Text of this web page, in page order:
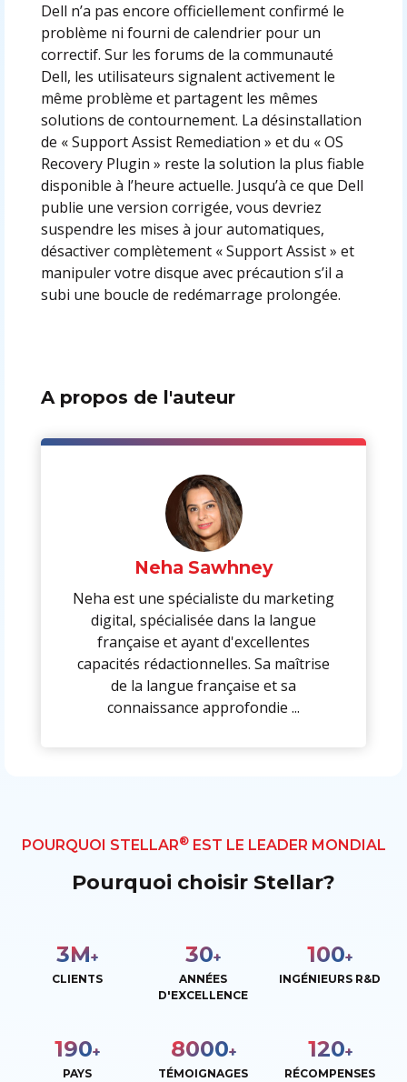
Dell n’a pas encore officiellement confirmé le
problème ni fourni de calendrier pour un
correctif. Sur les forums de la communauté
Dell, les utilisateurs signalent activement le
même problème et partagent les mêmes
solutions de contournement. La désinstallation
de « Support Assist Remediation » et du « OS
Recovery Plugin » reste la solution la plus fiable
disponible à l’heure actuelle. Jusqu’à ce que Dell
publie une version corrigée, vous devriez
suspendre les mises à jour automatiques,
désactiver complètement « Support Assist » et
manipuler votre disque avec précaution s’il a
subi une boucle de redémarrage prolongée.
A propos de l'auteur
Neha Sawhney
Neha est une spécialiste du marketing
digital, spécialisée dans la langue
française et ayant d'excellentes
capacités rédactionnelles. Sa maîtrise
de la langue française et sa
connaissance approfondie ...
POURQUOI STELLAR®EST LE LEADER MONDIAL
Pourquoi choisir Stellar?
3M+
CLIENTS
30+
ANNÉES
D'EXCELLENCE
100+
INGÉNIEURS R&D
190+
PAYS
8000+
TÉMOIGNAGES
120+
RÉCOMPENSES